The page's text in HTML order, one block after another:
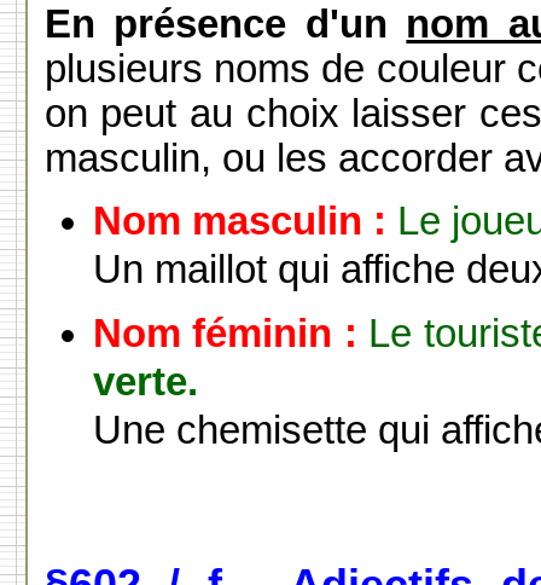
En présence d'un nom
plusieurs noms de couleur
on peut au choix laisser
masculin, ou les accorder
Nom masculin : Le
Un maillot qui affiche
Nom féminin : Le
verte.
Une chemisette qui